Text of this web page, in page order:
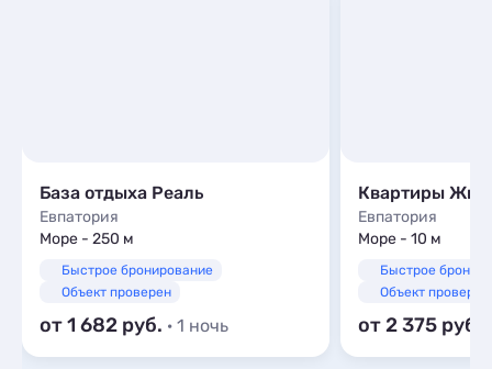
База отдыха Реаль
Евпатория
Море - 250 м
Быстрое бронирование
Объект проверен
от 1 682 · 1 ночь
Евпатория
Море - 10 м
Быстрое
Объект проверен
от 2 375